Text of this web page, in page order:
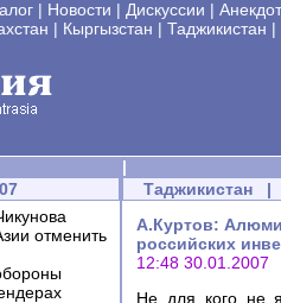
| Новости | Дискуссии |
| Кыргызстан | Таджикистан |
|
отменить
Таджикистан |
А.Куртов:
российских
12:48 30.01.2007
Не для кого не